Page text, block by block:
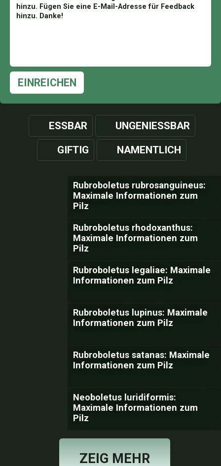
EINREICHEN
ESSBAR UNGENIESSBAR
GIFTIG NAMENTLICH
Rubroboletus rubrosanguineus:
Maximale Informationen zum
Pilz
Rubroboletus rhodoxanthus:
Maximale Informationen zum
Pilz
Rubroboletus legaliae: Maximale
Informationen zum Pilz
Rubroboletus lupinus: Maximale
Informationen zum Pilz
Rubroboletus satanas: Maximale
Informationen zum Pilz
Neoboletus luridiformis:
Maximale Informationen zum
Pilz
ZEIG MEHR